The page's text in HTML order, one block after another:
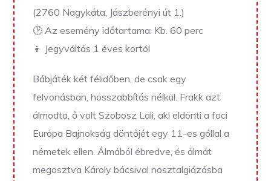
(2760 Nagykáta, Jászberényi út 1.)
🕑 Az esemény időtartama: Kb. 60 perc
👦 Jegyváltás 1 éves kortól
Bábjáték két félidőben, de csak egy
felvonásban, hosszabbítás nélkül. Frakk azt
álmodta, ő volt Szobosz Lali, aki eldönti a foci
Európa Bajnokság döntőjét egy 11-es góllal a
németek ellen. Álmából ébredve, és álmát
megosztva Károly bácsival nosztalgiázásba